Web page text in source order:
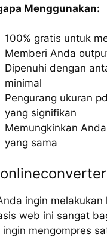
Menggunakan:
100% gratis untuk
Memberi Anda
Dipenuhi dengan
minimal
Pengurang ukuran
yang signifikan
Memungkinkan
yang sama
ingin
web ini sangat
ingin mengompres